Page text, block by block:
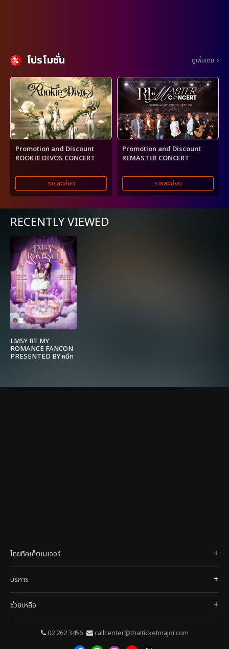
โปรโมชั่น ดูเพิ่มเติม
Promotion and Discount
ROOKIE DIVOS CONCERT
รายละเอียด
Promotion and Discount
REMASTER CONCERT
รายละเอียด
RECENTLY VIEWED
LMSY BE MY
ROMANCE FANCON
PRESENTED BY หมึก
ไทยทิคเก็ตเมเจอร์
บริการ
ช่วยเหลือ
02 262 3456 callcenter@thaiticketmajor.com